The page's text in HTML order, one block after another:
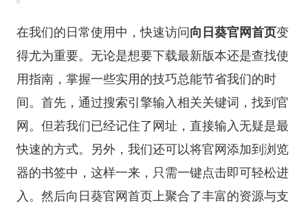
在我们的日常使用中，快速访问 向日葵官网首页变
得尤为重要。无论是想要下载最新版本还是查找使
用指南，掌握一些实用的技巧总能节省我们的时
间。首先，通过搜索引擎输入相关关键词，找到官
网。但若我们已经记住了网址，直接输入无疑是最
快速的方式。另外，我们还可以将官网添加到浏览
器的书签中，这样一来，只需一键点击即可轻松进
入。然后向日葵官网首页上聚合了丰富的资源与支